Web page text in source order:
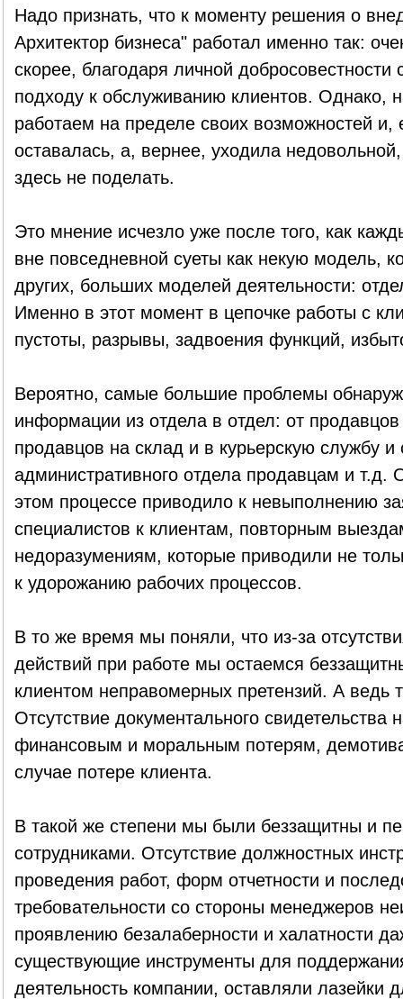
Надо признать, что к моменту решения о
Архитектор бизнеса" работал именно так:
скорее, благодаря личной
подходу к обслуживанию клиентов. Однако,
работаем на пределе своих возможностей и,
оставалась, а, вернее, уходила
здесь не поделать.
Это мнение исчезло уже после того, как
вне повседневной суеты как некую модель,
других, больших моделей деятельности:
Именно в этот момент в цепочке работы с
пустоты, разрывы, задвоения функций,
Вероятно, самые большие проблемы
информации из отдела в отдел: от
продавцов на склад и в курьерскую службу и
административного отдела продавцам и т.д.
этом процессе приводило к невыполнению
специалистов к клиентам, повторным
недоразумениям, которые приводили не
к удорожанию рабочих процессов.
В то же время мы поняли, что из-за
действий при работе мы остаемся
клиентом неправомерных претензий. А ведь
Отсутствие документального
финансовым и моральным потерям,
случае потере клиента.
В такой же степени мы были беззащитны и
сотрудниками. Отсутствие должностных
проведения работ, форм отчетности и
требовательности со стороны менеджеров
проявлению безалаберности и халатности
существующие инструменты для
деятельность компании, оставляли лазейки